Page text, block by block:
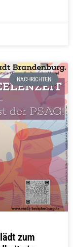
NACHRICHTEN
zum